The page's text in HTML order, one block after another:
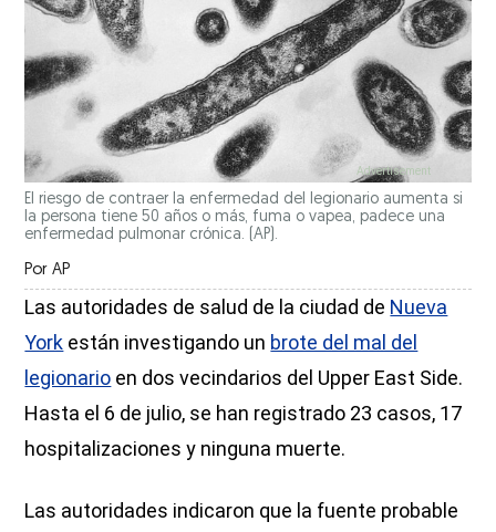
El riesgo de contraer la enfermedad del legionario aumenta si
la persona tiene 50 años o más, fuma o vapea, padece una
enfermedad pulmonar crónica. (AP).
Por AP
Las autoridades de salud de la ciudad de Nueva
York están investigando un brote del mal del
legionario en dos vecindarios del Upper East Side.
Hasta el 6 de julio, se han registrado 23 casos, 17
hospitalizaciones y ninguna muerte.
Las autoridades indicaron que la fuente probable